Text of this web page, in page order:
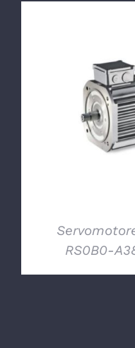
RS0B0-